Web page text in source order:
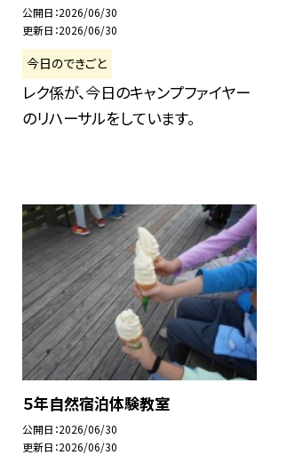
公開日 2026/06/30
更新日 2026/06/30
今日のできごと
レク係が、今日のキャンプファイヤー
のリハーサルをしています。
５年自然宿泊体験教室
公開日 2026/06/30
更新日 2026/06/30